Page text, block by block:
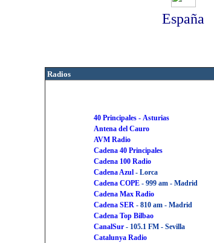
España
Radios
40 Principales - Asturias
Antena del Cauro
AVM Radio
Cadena 40 Principales
Cadena 100 Radio
Cadena Azul - Lorca
Cadena COPE - 999 am - Madrid
Cadena Max Radio
Cadena SER - 810 am - Madrid
Cadena Top Bilbao
CanalSur - 105.1 FM - Sevilla
Catalunya Radio